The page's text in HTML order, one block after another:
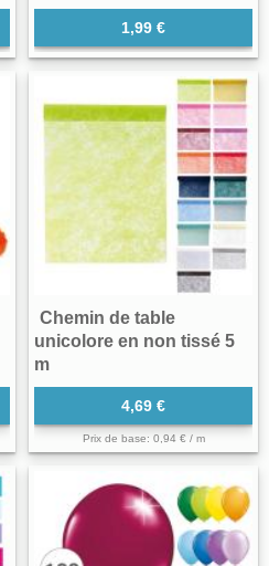
1,99 €
Chemin de table
unicolore en non tissé 5
m
4,69 €
Prix de base: 0,94 € / m